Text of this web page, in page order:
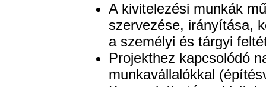
A kivitelezési munkák
szervezése, irányítása,
a személyi és tárgyi
Projekthez kapcsolódó
munkavállalókkal